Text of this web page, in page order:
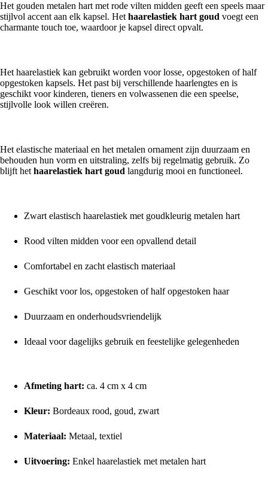
Het gouden metalen hart met rode vilten midden geeft een speels maar
stijlvol accent aan elk kapsel. Het haarelastiek hart goud voegt een
charmante touch toe, waardoor je kapsel direct opvalt.
Het haarelastiek kan gebruikt worden voor losse, opgestoken of half
opgestoken kapsels. Het past bij verschillende haarlengtes en is
geschikt voor kinderen, tieners en volwassenen die een speelse,
stijlvolle look willen creëren.
Het elastische materiaal en het metalen ornament zijn duurzaam en
behouden hun vorm en uitstraling, zelfs bij regelmatig gebruik. Zo
blijft het haarelastiek hart goud langdurig mooi en functioneel.
Zwart elastisch haarelastiek met goudkleurig metalen hart
Rood vilten midden voor een opvallend detail
Comfortabel en zacht elastisch materiaal
Geschikt voor los, opgestoken of half opgestoken haar
Duurzaam en onderhoudsvriendelijk
Ideaal voor dagelijks gebruik en feestelijke gelegenheden
Afmeting hart: ca. 4 cm x 4 cm
Kleur: Bordeaux rood, goud, zwart
Materiaal: Metaal, textiel
Uitvoering: Enkel haarelastiek met metalen hart